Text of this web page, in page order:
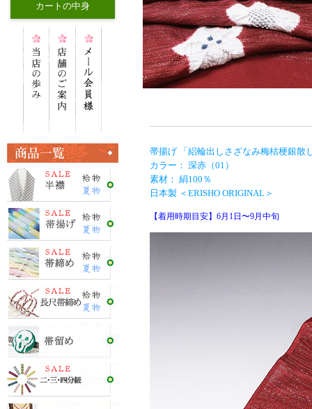
カートの中身
帯揚げ 「絽輪出しさざなみ梅桔梗銀散
カラー： 深赤（01）
素材： 絹100％
日本製 ＜ERISHO ORIGINAL＞
【着用時期目安】6月1日〜9月中旬